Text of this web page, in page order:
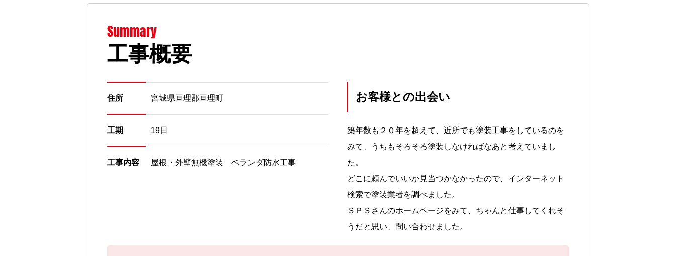
Summary
工事概要
住所 宮城県亘理郡亘理町
工期 19日
工事内容 屋根・外壁無機塗装 ベランダ防水工事
お客様との出会い
築年数も２０年を超えて、近所でも塗装工事をしているのを
みて、うちもそろそろ塗装しなければなあと考えていまし
た。
どこに頼んでいいか見当つかなかったので、インターネット
検索で塗装業者を調べました。
ＳＰＳさんのホームページをみて、ちゃんと仕事してくれそ
うだと思い、問い合わせました。